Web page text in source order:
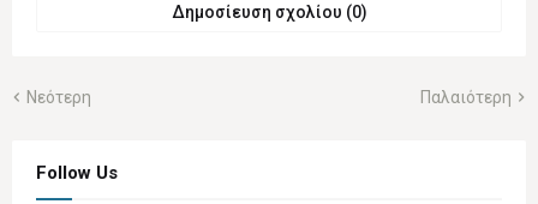
Δημοσίευση σχολίου (0)
Νεότερη Παλαιότερη
Follow Us